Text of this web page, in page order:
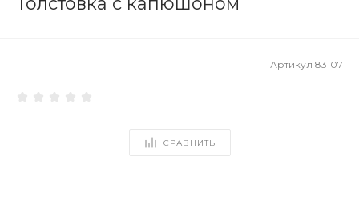
Артикул 83107
СРАВНИТЬ